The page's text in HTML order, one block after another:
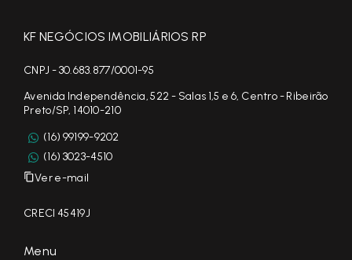
KF NEGÓCIOS IMOBILIÁRIOS RP
CNPJ - 30.683.877/0001-95
Avenida Independência, 522 - Salas 1,5 e 6, Centro - Ribeirão
Preto/SP, 14010-210
(16) 99199-9202
(16) 3023-4510
Ver e-mail
CRECI 45419J
Menu